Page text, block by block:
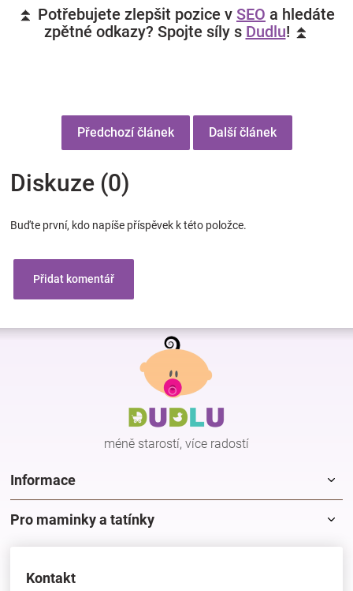
⏫ Potřebujete zlepšit pozice v SEO a hledáte
zpětné odkazy? Spojte síly s Dudlu! ⏫
Předchozí článek Další článek
Diskuze (0)
Buďte první, kdo napíše příspěvek k této položce.
Přidat komentář
Z
méně starostí, více radostí
Informace
Pro maminky a tatínky
Kontakt